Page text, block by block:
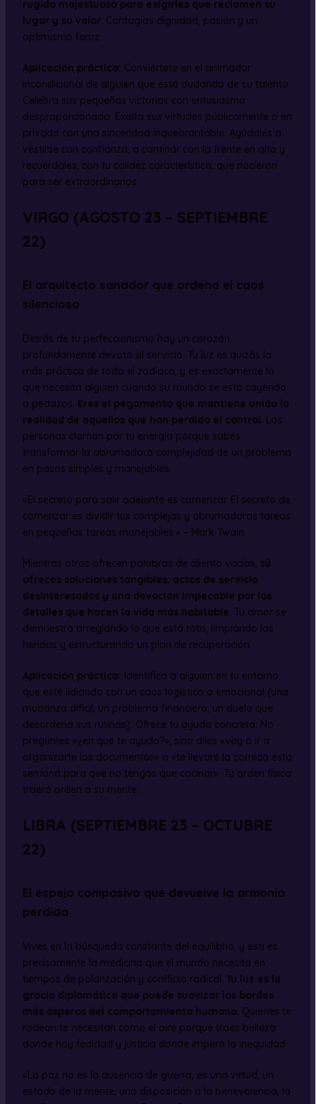
rugido majestuoso para exigirles que reclamen su
lugar y su valor. Contagias dignidad, pasión y un
optimismo feroz.
Aplicación práctica: Conviértete en el animador
incondicional de alguien que está dudando de su talento.
Celebra sus pequeñas victorias con entusiasmo
desproporcionado. Exalta sus virtudes públicamente o en
privado con una sinceridad inquebrantable. Ayúdales a
vestirse con confianza, a caminar con la frente en alto y
recuérdales, con tu calidez característica, que nacieron
para ser extraordinarios.
VIRGO (AGOSTO 23 – SEPTIEMBRE
22)
El arquitecto sanador que ordena el caos
silencioso
Detrás de tu perfeccionismo hay un corazón
profundamente devoto al servicio. Tu luz es quizás la
más práctica de todo el zodiaco, y es exactamente lo
que necesita alguien cuando su mundo se está cayendo
a pedazos. Eres el pegamento que mantiene unida la
realidad de aquellos que han perdido el control . Las
personas claman por tu energía porque sabes
transformar la abrumadora complejidad de un problema
en pasos simples y manejables.
«El secreto para salir adelante es comenzar. El secreto de
comenzar es dividir tus complejas y abrumadoras tareas
en pequeñas tareas manejables.» – Mark Twain
Mientras otros ofrecen palabras de aliento vacías, tú
ofreces soluciones tangibles, actos de servicio
desinteresados y una devoción impecable por los
detalles que hacen la vida más habitable. Tu amor se
demuestra arreglando lo que está roto, limpiando las
heridas y estructurando un plan de recuperación.
Aplicación práctica: Identifica a alguien en tu entorno
que esté lidiando con un caos logístico o emocional (una
mudanza difícil, un problema financiero, un duelo que
desordena sus rutinas). Ofrece tu ayuda concreta. No
preguntes «¿en qué te ayudo?», sino diles «voy a ir a
organizarte los documentos» o «te llevaré la comida esta
semana para que no tengas que cocinar». Tu orden físico
traerá orden a su mente.
LIBRA (SEPTIEMBRE 23 – OCTUBRE
22)
El espejo compasivo que devuelve la armonía
perdida
Vives en la búsqueda constante del equilibrio, y esa es
precisamente la medicina que el mundo necesita en
tiempos de polarización y conflicto radical. Tu luz es la
gracia diplomática que puede suavizar los bordes
más ásperos del comportamiento humano. Quienes te
rodean te necesitan como el aire porque traes belleza
donde hay fealdad y justicia donde impera la inequidad.
«La paz no es la ausencia de guerra, es una virtud, un
estado de la mente, una disposición a la benevolencia, la